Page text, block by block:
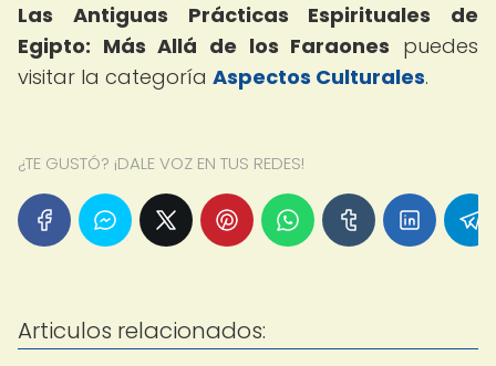
Las Antiguas Prácticas Espirituales de
Egipto: Más Allá de los Faraones puedes
visitar la categoría Aspectos Culturales.
¿TE GUSTÓ? ¡DALE VOZ EN TUS REDES!
Articulos relacionados: